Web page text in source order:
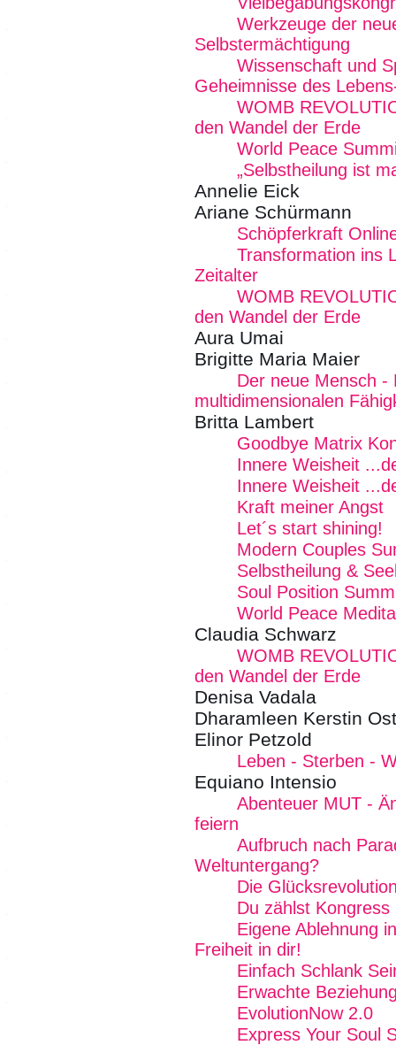
Werkzeuge der
Selbstermächtigung
Wissenschaft und
Geheimnisse des
WOMB
den Wandel der Erde
World Peace
„Selbstheilung ist
Annelie Eick
Ariane Schürmann
Schöpferkraft
Transformation ins
Zeitalter
WOMB
den Wandel der Erde
Aura Umai
Brigitte Maria Maier
Der neue Mensch -
multidimensionalen
Britta Lambert
Goodbye Matrix
Innere Weisheit
Innere Weisheit
Kraft meiner Angst
Let´s start shining!
Modern Couples
Selbstheilung &
Soul Position
World Peace
Claudia Schwarz
WOMB
den Wandel der Erde
Denisa Vadala
Dharamleen Kerstin
Elinor Petzold
Leben - Sterben -
Equiano Intensio
Abenteuer MUT -
feiern
Aufbruch nach
Weltuntergang?
Die
Du zählst Kongress
Eigene Ablehnung
Freiheit in dir!
Einfach Schlank
Erwachte
EvolutionNow 2.0
Express Your Soul